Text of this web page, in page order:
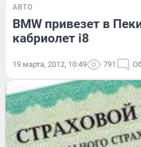
АВТО
BMW привезет в
кабриолет i8
19 марта, 2012, 10:49 791